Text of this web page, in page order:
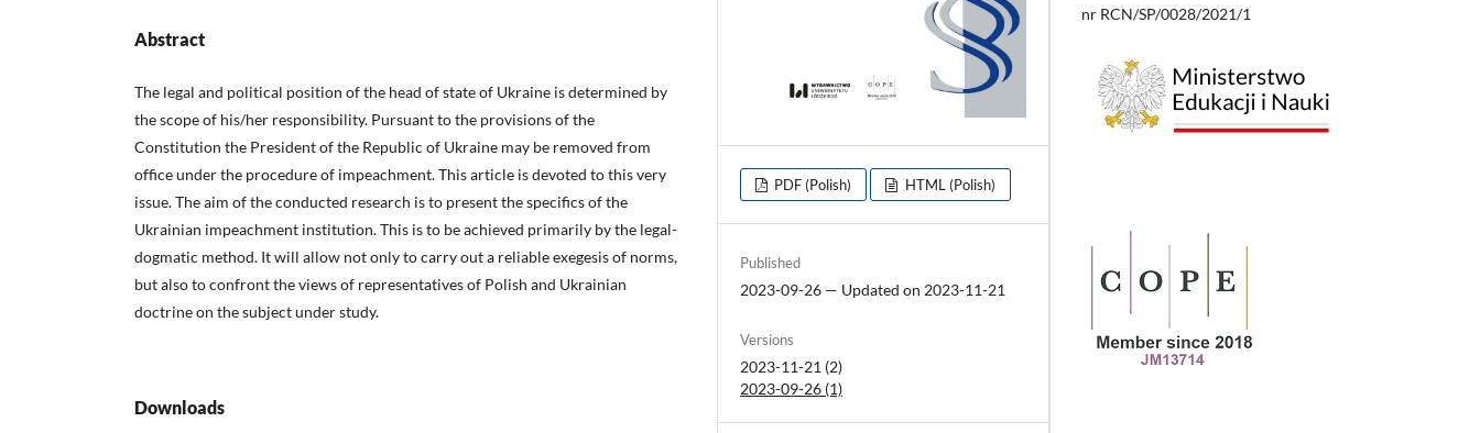
Abstract
The legal and political position of the head of state of Ukraine is determined by
the scope of his/her responsibility. Pursuant to the provisions of the
Constitution the President of the Republic of Ukraine may be removed from
office under the procedure of impeachment. This article is devoted to this very
issue. The aim of the conducted research is to present the specifics of the
Ukrainian impeachment institution. This is to be achieved primarily by the legal-
dogmatic method. It will allow not only to carry out a reliable exegesis of norms,
but also to confront the views of representatives of Polish and Ukrainian
doctrine on the subject under study.
Downloads
PDF (Polish) HTML (Polish)
Published
2023-09-26 — Updated on 2023-11-21
Versions
2023-11-21 (2)
2023-09-26 (1)
nr RCN/SP/0028/2021/1